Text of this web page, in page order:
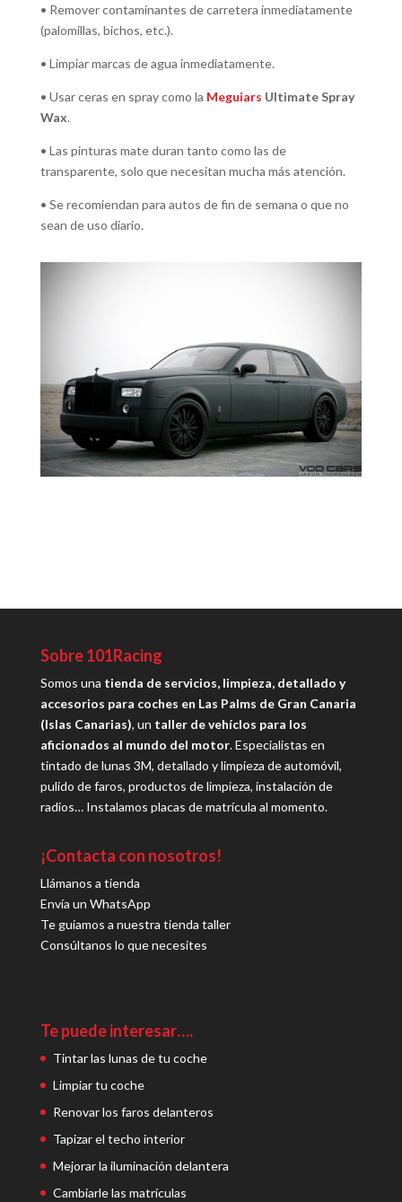
• Remover contaminantes de carretera inmediatamente
(palomillas, bichos, etc.).
• Limpiar marcas de agua inmediatamente.
• Usar ceras en spray como la Meguiars Ultimate Spray
Wax.
• Las pinturas mate duran tanto como las de
transparente, solo que necesitan mucha más atención.
• Se recomiendan para autos de fin de semana o que no
sean de uso diario.
Sobre 101Racing
Somos una tienda de servicios, limpieza, detallado y
accesorios para coches en Las Palms de Gran Canaria
(Islas Canarias), un taller de vehíclos para los
aficionados al mundo del motor. Especialistas en
tintado de lunas 3M, detallado y limpieza de automóvil,
pulido de faros, productos de limpieza, instalación de
radios… Instalamos placas de matrícula al momento.
¡Contacta con nosotros!
Llámanos a tienda
Envía un WhatsApp
Te guiamos a nuestra tienda taller
Consúltanos lo que necesites
Te puede interesar….
Tintar las lunas de tu coche
Limpiar tu coche
Renovar los faros delanteros
Tapizar el techo interior
Mejorar la iluminación delantera
Cambiarle las matrículas